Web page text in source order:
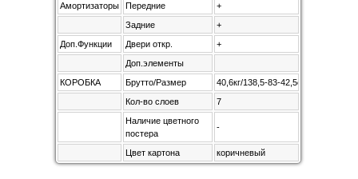
Амортизаторы
Передние
+
Задние
+
Доп.Функции
Двери откр.
+
Доп.элементы
КОРОБКА
Брутто/Размер
40,6кг/138,5-83-42,5см
Кол-во слоев
7
Наличие цветного
постера
-
Цвет картона коричневый